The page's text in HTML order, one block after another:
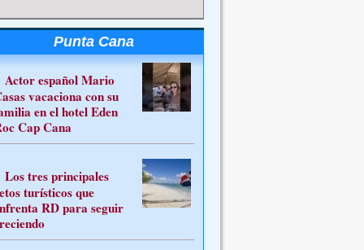
Punta Cana
Actor español Mario
vacaciona con su
en el hotel Eden
Cap Cana
Los tres principales
turísticos que
RD para seguir